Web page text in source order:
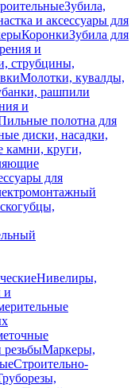
Зубила,
и аксессуары для
КоронкиЗубила для
и
струбцины,
Молотки, кувалды,
рашпили
и
полотна для
диски, насадки,
камни, круги,
для
Нивелиры,
и
резьбыМаркеры,
Строительно-